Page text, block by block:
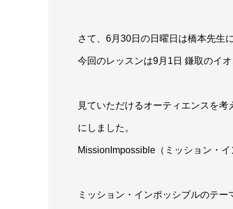
さて、6月30日の日曜日は橋本先生
今回のレッスンは9月1日 鎌取のイ
見ていただけるオーティエンスを
にしました。
MissionImpossible（ミッション・
ミッション・インポッシブルのテ